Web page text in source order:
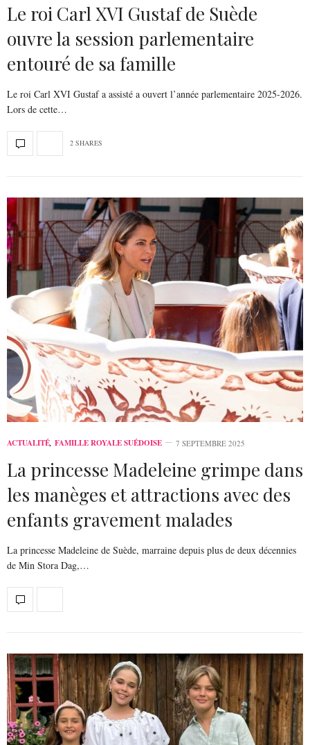
Le roi Carl XVI Gustaf de Suède
ouvre la session parlementaire
entouré de sa famille
Le roi Carl XVI Gustaf a assisté a ouvert l’année parlementaire 2025-2026.
Lors de cette…
2 SHARES
ACTUALITÉ, FAMILLE ROYALE SUÉDOISE 7 SEPTEMBRE 2025
La princesse Madeleine grimpe dans
les manèges et attractions avec des
enfants gravement malades
La princesse Madeleine de Suède, marraine depuis plus de deux décennies
de Min Stora Dag,…